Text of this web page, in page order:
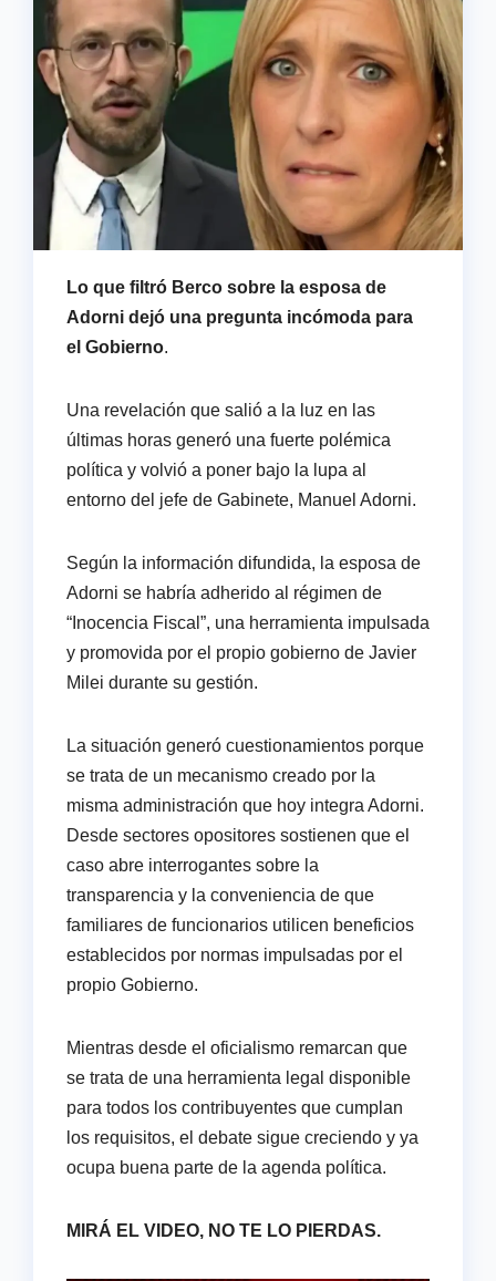
Lo que filtró Berco sobre la esposa de
Adorni dejó una pregunta incómoda para
el Gobierno.
Una revelación que salió a la luz en las
últimas horas generó una fuerte polémica
política y volvió a poner bajo la lupa al
entorno del jefe de Gabinete, Manuel Adorni.
Según la información difundida, la esposa de
Adorni se habría adherido al régimen de
“Inocencia Fiscal”, una herramienta impulsada
y promovida por el propio gobierno de Javier
Milei durante su gestión.
La situación generó cuestionamientos porque
se trata de un mecanismo creado por la
misma administración que hoy integra Adorni.
Desde sectores opositores sostienen que el
caso abre interrogantes sobre la
transparencia y la conveniencia de que
familiares de funcionarios utilicen beneficios
establecidos por normas impulsadas por el
propio Gobierno.
Mientras desde el oficialismo remarcan que
se trata de una herramienta legal disponible
para todos los contribuyentes que cumplan
los requisitos, el debate sigue creciendo y ya
ocupa buena parte de la agenda política.
MIRÁ EL VIDEO, NO TE LO PIERDAS.